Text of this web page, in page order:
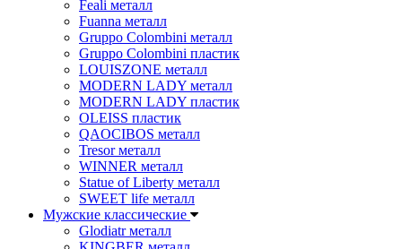
Feali металл
Fuanna металл
Gruppo Colombini металл
Gruppo Colombini пластик
LOUISZONE металл
MODERN LADY металл
MODERN LADY пластик
OLEISS пластик
QAOCIBOS металл
Tresor металл
WINNER металл
Statue of Liberty металл
SWEET life металл
Мужские классические
Glodiatr металл